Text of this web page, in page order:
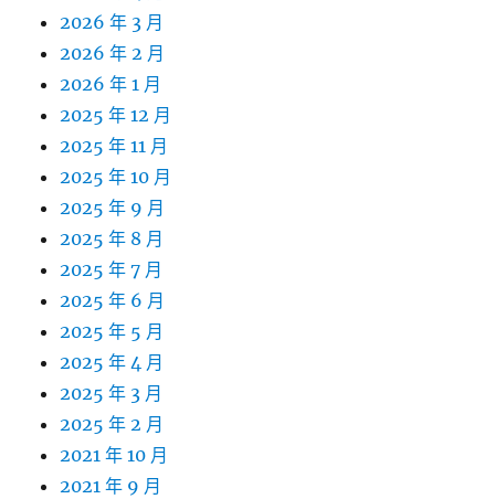
2026 年 3 月
2026 年 2 月
2026 年 1 月
2025 年 12 月
2025 年 11 月
2025 年 10 月
2025 年 9 月
2025 年 8 月
2025 年 7 月
2025 年 6 月
2025 年 5 月
2025 年 4 月
2025 年 3 月
2025 年 2 月
2021 年 10 月
2021 年 9 月